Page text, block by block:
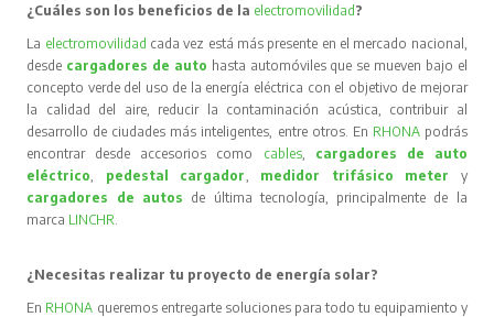
¿Cuáles son los beneficios de la electromovilidad?
La electromovilidad cada vez está más presente en el mercado nacional,
desde cargadores de auto hasta automóviles que se mueven bajo el
concepto verde del uso de la energía eléctrica con el objetivo de mejorar
la calidad del aire, reducir la contaminación acústica, contribuir al
desarrollo de ciudades más inteligentes, entre otros. En RHONA podrás
encontrar desde accesorios como cables, cargadores de auto
eléctrico
pedestal cargador medidor trifásico meter
y
cargadores de autos de última tecnología, principalmente de la
marca LINCHR
¿Necesitas realizar tu proyecto de energía solar?
En RHONA queremos entregarte soluciones para todo tu equipamiento y